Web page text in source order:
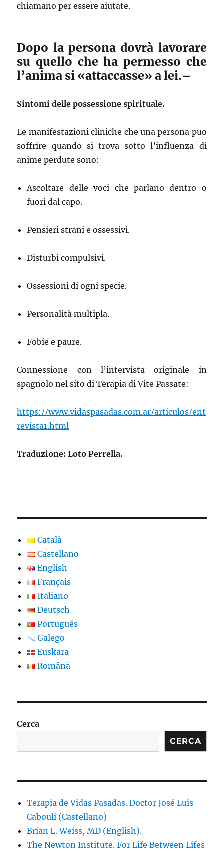
chiamano per essere aiutate.
Dopo la persona dovrà lavorare
su quello che ha permesso che
l’anima si «attaccasse» a lei.–
Sintomi delle possessione spirituale.
Le manifestazioni cliniche che una persona puo
soffrire quando si trova sotto l’influenza di
anime perdute sono:
Ascoltare delle voci che parlano dentro o
fuori dal capo.
Pensieri strani e ossessivi.
Disturbi compulsivi.
Ossessioni di ogni specie.
Personalità multipla.
Fobie e paure.
Connessione con l’intervista originale in
spagnolo nel sito di Terapia di Vite Passate:
https://www.vidaspasadas.com.ar/articulos/ent
revista1.html
Traduzione: Loto Perrella.
Català
Castellano
English
Français
Italiano
Deutsch
Português
Galego
Euskara
Română
Cerca
CERCA
Terapia de Vidas Pasadas. Doctor José Luis
Cabouli (Castellano)
Brian L. Weiss, MD (English).
The Newton Institute. For Life Between Lifes